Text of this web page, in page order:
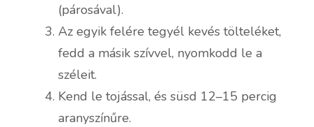
(párosával).
Az egyik felére tegyél kevés tölteléket,
fedd a másik szívvel, nyomkodd le a
széleit.
Kend le tojással, és süsd 12–15 percig
aranyszínűre.